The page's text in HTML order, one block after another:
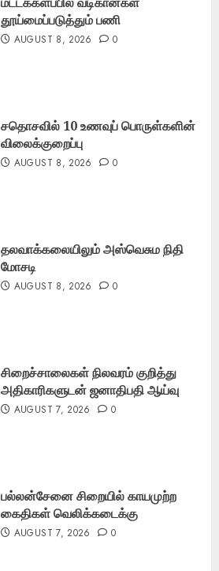
தூய்மைப்படுத்தும் பணி
AUGUST 8, 2026 0
சதொசவில் 10 உணவுப் பொருள்களின்
விலைக்குறைப்பு
AUGUST 8, 2026 0
தலவாக்கலையிலும் அஸ்வெசும நிதி
மோசடி
AUGUST 8, 2026 0
சிறைச்சாலைகள் நிலவரம் குறித்து
அதிகாரிகளுடன் ஜனாதிபதி ஆய்வு
AUGUST 7, 2026 0
பல்லன்சேனை சிறையில் காயமுற்ற
கைதிகள் வெலிக்கடைக்கு
AUGUST 7, 2026 0